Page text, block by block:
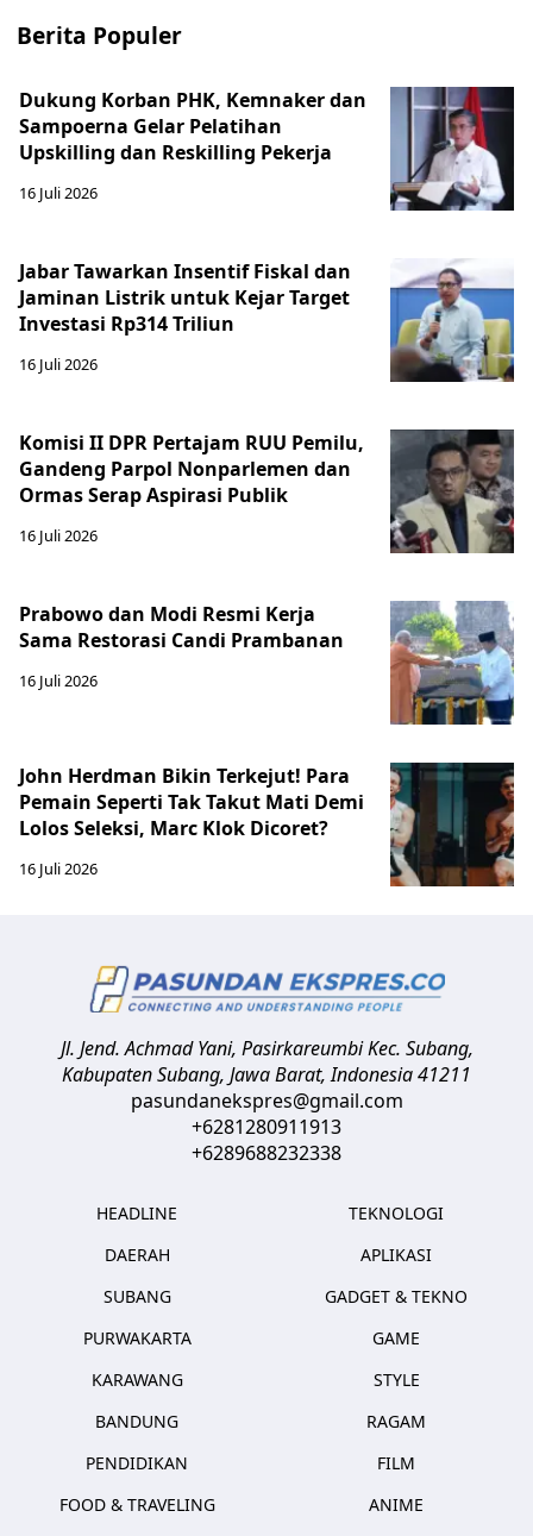
Berita Populer
Dukung Korban PHK, Kemnaker dan
Sampoerna Gelar Pelatihan
Upskilling dan Reskilling Pekerja
16 Juli 2026
Jabar Tawarkan Insentif Fiskal dan
Jaminan Listrik untuk Kejar Target
Investasi Rp314 Triliun
16 Juli 2026
Komisi II DPR Pertajam RUU Pemilu,
Gandeng Parpol Nonparlemen dan
Ormas Serap Aspirasi Publik
16 Juli 2026
Prabowo dan Modi Resmi Kerja
Sama Restorasi Candi Prambanan
16 Juli 2026
John Herdman Bikin Terkejut! Para
Pemain Seperti Tak Takut Mati Demi
Lolos Seleksi, Marc Klok Dicoret?
16 Juli 2026
Jl. Jend. Achmad Yani, Pasirkareumbi Kec. Subang,
Kabupaten Subang, Jawa Barat,Indonesia41211
pasundanekspres@gmail.com
+6281280911913
+6289688232338
HEADLINE
DAERAH
SUBANG
PURWAKARTA
KARAWANG
BANDUNG
PENDIDIKAN
FOOD & TRAVELING
TEKNOLOGI
APLIKASI
GADGET & TEKNO
GAME
STYLE
RAGAM
FILM
ANIME